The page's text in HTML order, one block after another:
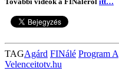
TAGAgárd FINálé Program
Velenceitotv.hu